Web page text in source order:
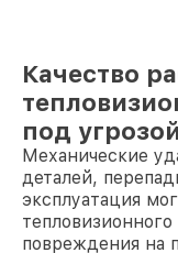
Качество
под
Механические
деталей,
эксплуатация
повреждения на